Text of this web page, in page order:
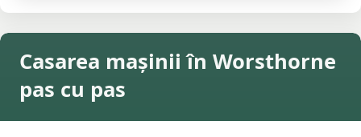
Casarea mașinii în Worsthorne
pas cu pas